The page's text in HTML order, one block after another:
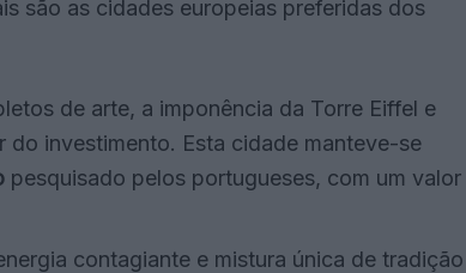
são as cidades europeias preferidas dos
de arte, a imponência da Torre Eiffel e
do investimento. Esta cidade manteve-se
pesquisado pelos portugueses, com um valor
contagiante e mistura única de tradição